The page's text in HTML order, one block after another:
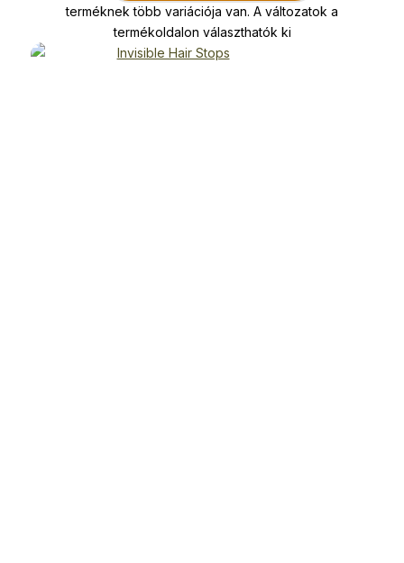
terméknek több variációja van. A változatok a
termékoldalon választhatók ki